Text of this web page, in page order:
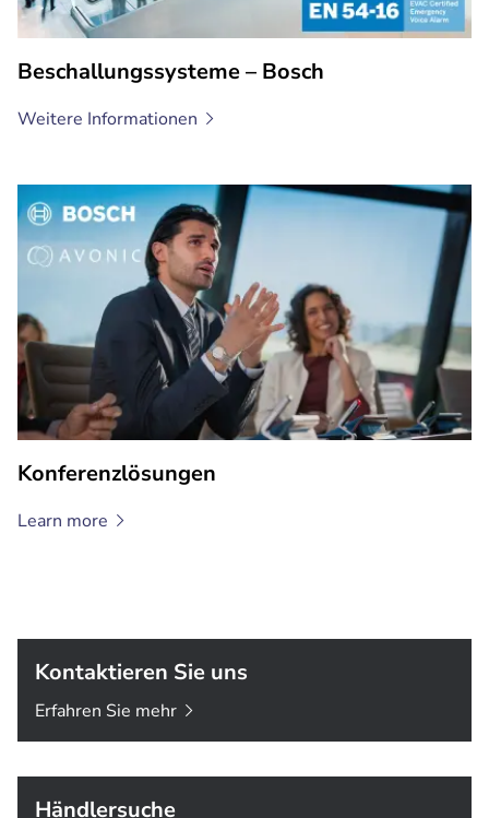
Beschallungssysteme – Bosch
Weitere Informationen
Konferenzlösungen
Learn more
Kontaktieren Sie uns
Erfahren Sie mehr
Händlersuche